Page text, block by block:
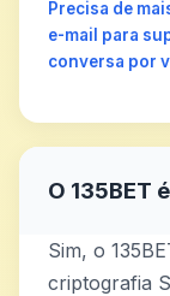
Precisa de
e-mail para
conversa por
O 135BET
Sim, o
criptografia